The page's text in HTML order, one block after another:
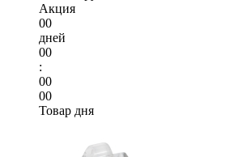
Акция
00
дней
00
:
00
00
Товар дня